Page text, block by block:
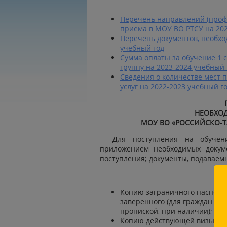
Перечень направлений
приема в МОУ ВО РТСУ на
Перечень документов,
учебный год
Сумма оплаты за обучение 1
группу на 2023-2024 учебный
Сведения о количестве мест
услуг на 2022-2023 учебный
МОУ ВО «РОССИЙСКО-
Для поступления на
приложением необходимых
поступления; документы,
Копию заграничного
заверенного (для граждан
пропиской, при наличии);
Копию действующей визы и